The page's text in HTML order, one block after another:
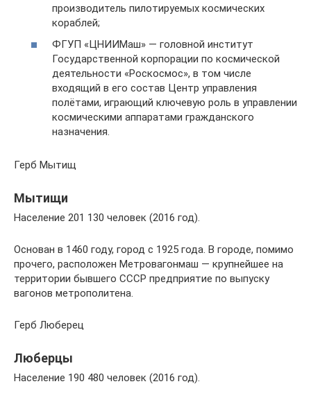
производитель пилотируемых космических
кораблей;
ФГУП «ЦНИИМаш» — головной институт
Государственной корпорации по космической
деятельности «Роскосмос», в том числе
входящий в его состав Центр управления
полётами, играющий ключевую роль в управлении
космическими аппаратами гражданского
назначения.
Герб Мытищ
Мытищи
Население 201 130 человек (2016 год).
Основан в 1460 году, город с 1925 года. В городе, помимо
прочего, расположен Метровагонмаш — крупнейшее на
территории бывшего СССР предприятие по выпуску
вагонов метрополитена.
Герб Люберец
Люберцы
Население 190 480 человек (2016 год).